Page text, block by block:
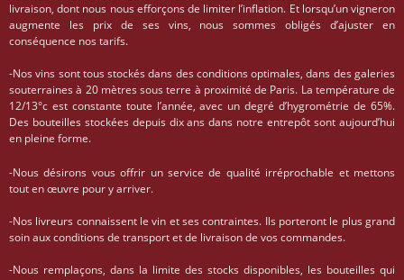
livraison, dont nous nous efforçons de limiter l’inflation. Et lorsqu’un vigneron
augmente les prix de ses vins, nous sommes obligés d’ajuster en
conséquence nos tarifs.
-Nos vins sont tous stockés dans des conditions optimales, dans des galeries
souterraines à 20 mètres sous terre à proximité de Paris. La température de
12/13°c est constante toute l’année, avec un degré d’hygrométrie de 65%.
Des bouteilles stockées depuis dix ans dans notre entrepôt sont aujourd’hui
en pleine forme.
-Nous désirons vous offrir un service de qualité irréprochable et mettons
tout en œuvre pour y arriver.
-Nos livreurs connaissent le vin et ses contraintes. Ils porteront le plus grand
soin aux conditions de transport et de livraison de vos commandes.
-Nous remplaçons, dans la limite des stocks disponibles, les bouteilles qui